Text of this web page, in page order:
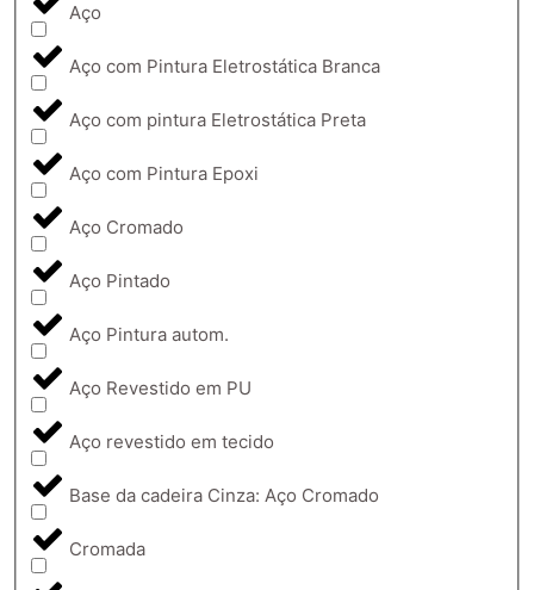
Aço
Aço com Pintura Eletrostática Branca
Aço com pintura Eletrostática Preta
Aço com Pintura Epoxi
Aço Cromado
Aço Pintado
Aço Pintura autom.
Aço Revestido em PU
Aço revestido em tecido
Base da cadeira Cinza: Aço Cromado
Cromada